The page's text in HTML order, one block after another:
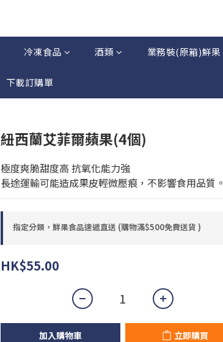
冷凍食品 酒類 業務裝(原箱)鮮果
下載訂購單
紐西蘭艾菲爾蘋果(4個)
極度爽脆甜度高 抗氧化能力強
長途運輸可能造成果皮輕微壓痕，不影響食用品質。
指定分類，鮮果食品速遞直送 (購物滿$500免費送貨 )
HK$55.00
加入購物車 立即購買